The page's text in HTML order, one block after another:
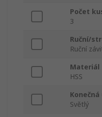
Počet
3
Ruční/
Ruční
Materiál
HSS
Světlý